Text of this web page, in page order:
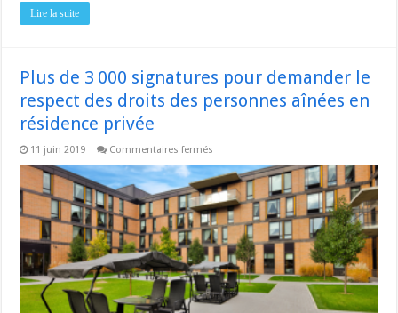
Lire la suite
Plus de 3 000 signatures pour demander le
respect des droits des personnes aînées en
résidence privée
11 juin 2019 Commentaires fermés
de
3
000
signatures
pour
demander
le
respect
des
droits
des
personnes